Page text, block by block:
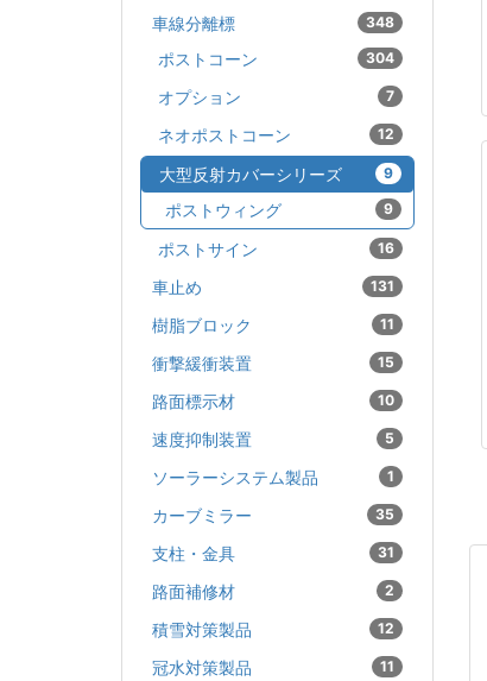
車線分離標 348
ポストコーン 304
オプション 7
ネオポストコーン 12
大型反射カバーシリーズ 9
ポストウィング 9
ポストサイン 16
車止め 131
樹脂ブロック 11
衝撃緩衝装置 15
路面標示材 10
速度抑制装置 5
ソーラーシステム製品 1
カーブミラー 35
支柱・金具 31
路面補修材 2
積雪対策製品 12
冠水対策製品 11